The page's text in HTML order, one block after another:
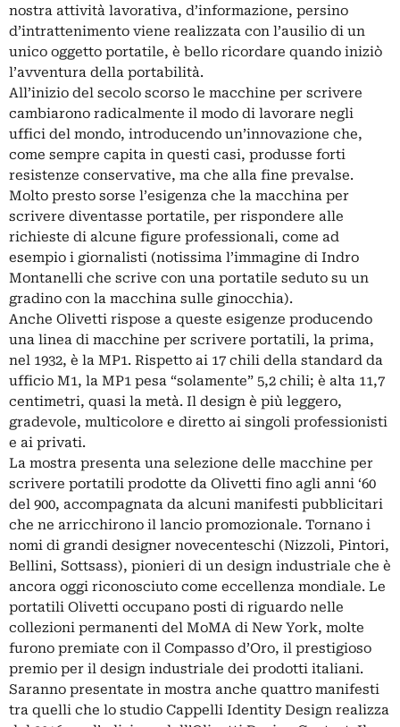
nostra attività lavorativa, d’informazione, persino
d’intrattenimento viene realizzata con l’ausilio di un
unico oggetto portatile, è bello ricordare quando iniziò
l’avventura della portabilità.
All’inizio del secolo scorso le macchine per scrivere
cambiarono radicalmente il modo di lavorare negli
uffici del mondo, introducendo un’innovazione che,
come sempre capita in questi casi, produsse forti
resistenze conservative, ma che alla fine prevalse.
Molto presto sorse l’esigenza che la macchina per
scrivere diventasse portatile, per rispondere alle
richieste di alcune figure professionali, come ad
esempio i giornalisti (notissima l’immagine di Indro
Montanelli che scrive con una portatile seduto su un
gradino con la macchina sulle ginocchia).
Anche Olivetti rispose a queste esigenze producendo
una linea di macchine per scrivere portatili, la prima,
nel 1932, è la MP1. Rispetto ai 17 chili della standard da
ufficio M1, la MP1 pesa “solamente” 5,2 chili; è alta 11,7
centimetri, quasi la metà. Il design è più leggero,
gradevole, multicolore e diretto ai singoli professionisti
e ai privati.
La mostra presenta una selezione delle macchine per
scrivere portatili prodotte da Olivetti fino agli anni ‘60
del 900, accompagnata da alcuni manifesti pubblicitari
che ne arricchirono il lancio promozionale. Tornano i
nomi di grandi designer novecenteschi (Nizzoli, Pintori,
Bellini, Sottsass), pionieri di un design industriale che è
ancora oggi riconosciuto come eccellenza mondiale. Le
portatili Olivetti occupano posti di riguardo nelle
collezioni permanenti del MoMA di New York, molte
furono premiate con il Compasso d’Oro, il prestigioso
premio per il design industriale dei prodotti italiani.
Saranno presentate in mostra anche quattro manifesti
tra quelli che lo studio Cappelli Identity Design realizza